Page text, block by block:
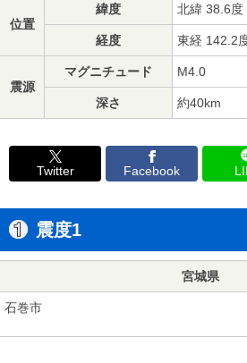
位置
緯度 北緯 38.6度
経度 東経 142.2
震源
マグニチュード M4.0
深さ 約40km
Twitter Facebook
震度1
宮城県
石巻市